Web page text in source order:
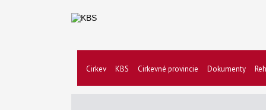
Cirkev KBS Cirkevné provincie Dokumenty